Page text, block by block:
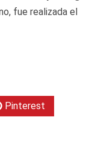
fue realizada el
Pinterest